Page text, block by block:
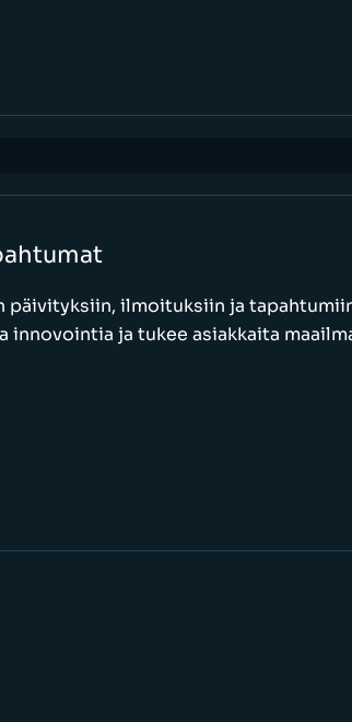
päivityksiin, ilmoituksiin ja
innovointia ja tukee asiakkaita